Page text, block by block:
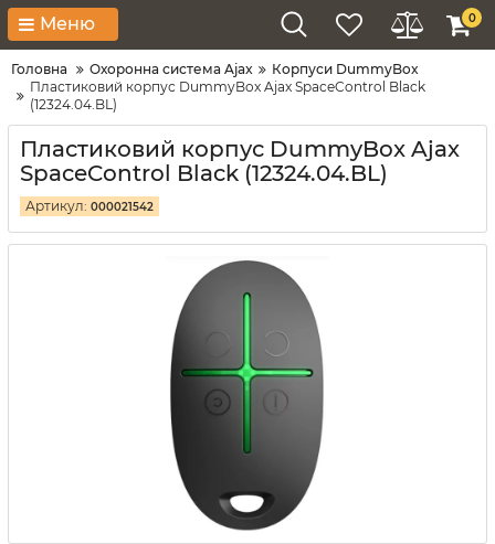
Меню 0
Головна Охоронна система Ajax
Корпуси DummyBox
Пластиковий корпус DummyBox Ajax SpaceControl Black
(12324.04.BL)
Пластиковий корпус DummyBox Ajax
SpaceControl Black (12324.04.BL)
Артикул: 000021542